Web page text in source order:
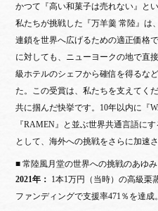
かつて『高い和菓子は売れない』と
私たちが挑戦した『万羊羹 常陸』は
連鎖を世界へ広げるための適正価格
に対しても、ニューヨークの地で直
級ホテルのシェフから確信を得るな
た。この受賞は、私たちを支えてく
共に掴んだ快挙です。10年以内に『
『RAMEN』と並ぶ世界共通言語に
として、海外への挑戦をさらに加速
■ 常陸風月堂の世界への挑戦のあゆみ
2021年： 1本1万円（当時）の高級栗
ファンディングで支援率471％を達成。